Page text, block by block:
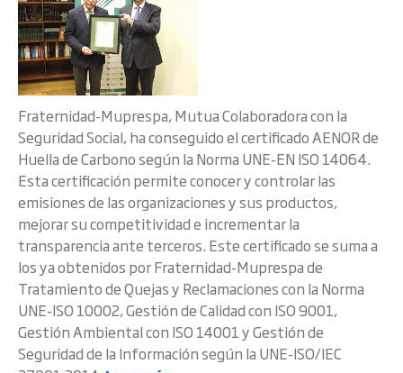
Fraternidad-Muprespa, Mutua Colaboradora con la
Seguridad Social, ha conseguido el certificado AENOR de
Huella de Carbono según la Norma UNE-EN ISO 14064.
Esta certificación permite conocer y controlar las
emisiones de las organizaciones y sus productos,
mejorar su competitividad e incrementar la
transparencia ante terceros. Este certificado se suma a
los ya obtenidos por Fraternidad-Muprespa de
Tratamiento de Quejas y Reclamaciones con la Norma
UNE-ISO 10002, Gestión de Calidad con ISO 9001,
Gestión Ambiental con ISO 14001 y Gestión de
Seguridad de la Información según la UNE-ISO/IEC